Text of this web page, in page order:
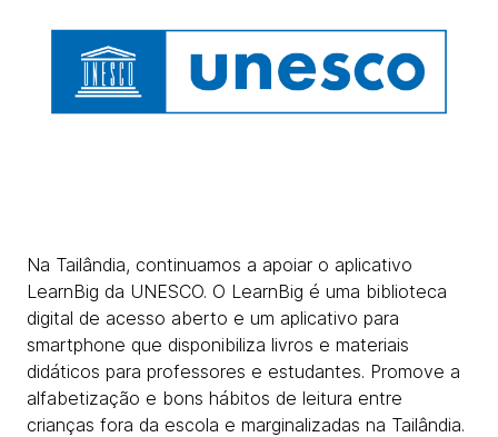
Na Tailândia, continuamos a apoiar o aplicativo
LearnBig da UNESCO. O LearnBig é uma biblioteca
digital de acesso aberto e um aplicativo para
smartphone que disponibiliza livros e materiais
didáticos para professores e estudantes. Promove a
alfabetização e bons hábitos de leitura entre
crianças fora da escola e marginalizadas na Tailândia.